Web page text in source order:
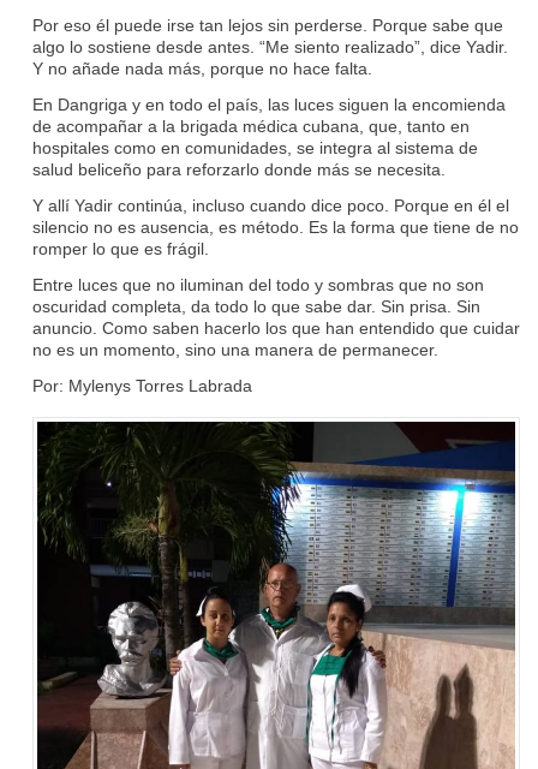
Por eso él puede irse tan lejos sin perderse. Porque sabe que
algo lo sostiene desde antes. “Me siento realizado”, dice Yadir.
Y no añade nada más, porque no hace falta.
En Dangriga y en todo el país, las luces siguen la encomienda
de acompañar a la brigada médica cubana, que, tanto en
hospitales como en comunidades, se integra al sistema de
salud beliceño para reforzarlo donde más se necesita.
Y allí Yadir continúa, incluso cuando dice poco. Porque en él el
silencio no es ausencia, es método. Es la forma que tiene de no
romper lo que es frágil.
Entre luces que no iluminan del todo y sombras que no son
oscuridad completa, da todo lo que sabe dar. Sin prisa. Sin
anuncio. Como saben hacerlo los que han entendido que cuidar
no es un momento, sino una manera de permanecer.
Por: Mylenys Torres Labrada